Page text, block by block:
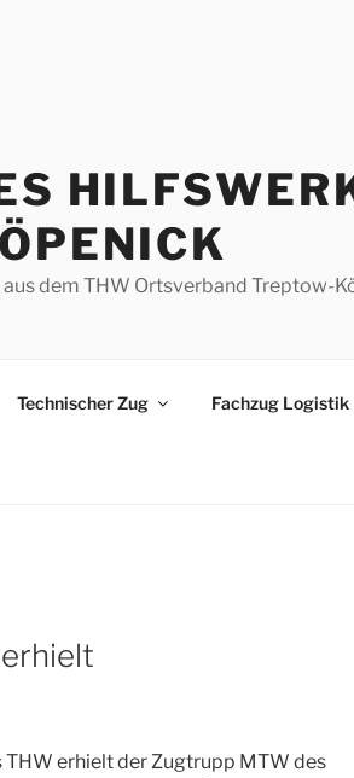
dem THW Ortsverband Treptow-
Technischer Zug Fachzug Logistik
THW erhielt der Zugtrupp MTW des